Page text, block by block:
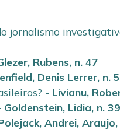
jornalismo
Rubens, n. 47
Denis Lerrer, n.
- Livianu,
Goldenstein, Lidia, n. 39
Andrei,